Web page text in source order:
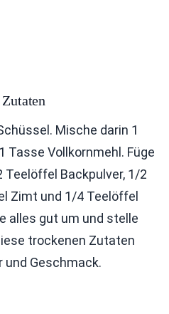
Mische darin 1
Tasse Vollkornmehl. Füge
Backpulver, 1/2
Zimt und 1/4 Teelöffel
alles gut um und stelle
trockenen Zutaten
und Geschmack.